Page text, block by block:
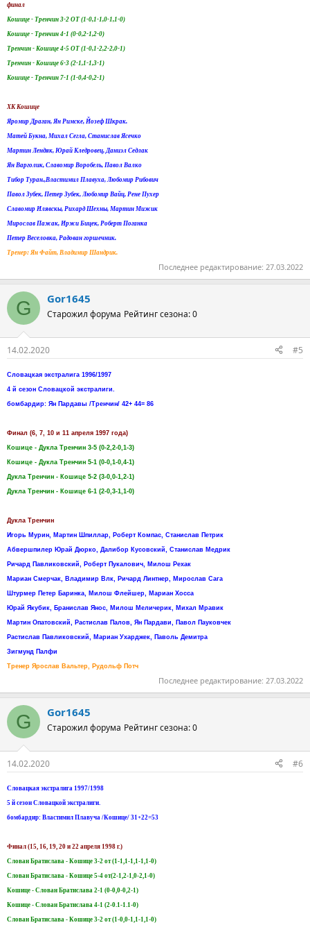
финал
Кошице - Тренчин 3-2 ОТ (1-0,1-1,0-1,1-0)
Кошице - Тренчин 4-1 (0-0,2-1,2-0)
Тренчин - Кошице 4-5 ОТ (1-0,1-2,2-2,0-1)
Тренчин - Кошице 6-3 (2-1,1-1,3-1)
Кошице - Тренчин 7-1 (1-0,4-0,2-1)
ХК Кошице
Яромир Драган, Ян Римске, Йозеф Шкрак.
Матей Букна, Михал Сегла, Станислав Ясечко
Мартин Лендяк, Юрай Кледровец, Даниэл Седлак
Ян Варголик, Славомир Воробель, Павол Валко
Тибор Туран.,Властимил Плавуха, Любомир Рибович
Павол Зубек, Петер Зубек, Любомир Вайц, Рене Пухер
Славомир Илявскы, Рихард Шехны, Мартин Мижик
Мирослав Пажак, Иржи Бицек, Роберт Поганка
Петер Веселовка, Радован горшечник.
Тренер: Ян Файт, Владимир Шандрик.
Последнее редактирование: 27.03.2022
G Gor1645
Старожил форума Рейтинг сезона: 0
14.02.2020 #5
Словацкая экстралига 1996/1997
4 й сезон Словацкой экстралиги.
бомбардир: Ян Пардавы /Тренчин/ 42+ 44= 86
Финал (6, 7, 10 и 11 апреля 1997 года)
Кошице - Дукла Тренчин 3-5 (0-2,2-0,1-3)
Кошице - Дукла Тренчин 5-1 (0-0,1-0,4-1)
Дукла Тренчин - Кошице 5-2 (3-0,0-1,2-1)
Дукла Тренчин - Кошице 6-1 (2-0,3-1,1-0)
Дукла Тренчин
Игорь Мурин, Мартин Шпиллар, Роберт Компас, Станислав Петрик
Абвершпилер Юрай Дюрко, Далибор Кусовский, Станислав Медрик
Ричард Павликовский, Роберт Пукалович, Милош Рехак
Мариан Смерчак, Владимир Влк, Ричард Линтнер, Мирослав Сага
Штурмер Петер Баринка, Милош Флейшер, Мариан Хосса
Юрай Якубик, Бранислав Янос, Милош Меличерик, Михал Мравик
Мартин Опатовский, Растислав Палов, Ян Пардави, Павол Пауковчек
Растислав Павликовский, Мариан Ухарджек, Паволь Демитра
Зигмунд Палфи
Тренер Ярослав Вальтер, Рудольф Потч
Последнее редактирование: 27.03.2022
G Gor1645
Старожил форума Рейтинг сезона: 0
14.02.2020 #6
Словацкая экстралига 1997/1998
5 й сезон Словацкой экстралиги.
бомбардир: Властимил Плавуча /Кошице/ 31+22=53
Финал (15, 16, 19, 20 и 22 апреля 1998 г.)
Слован Братислава - Кошице 3-2 от (1-1,1-1,1-1,1-0)
Слован Братислава - Кошице 5-4 от(2-1,2-1,0-2,1-0)
Кошице - Слован Братислава 2-1 (0-0,0-0,2-1)
Кошице - Слован Братислава 4-1 (2-0.1-1.1-0)
Слован Братислава - Кошице 3-2 от (1-0,0-1,1-1,1-0)